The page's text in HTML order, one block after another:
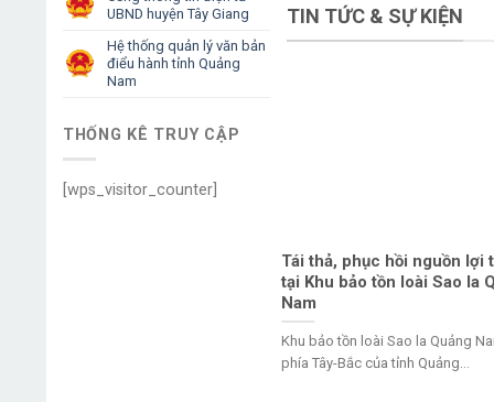
UBND huyện Tây Giang
Hệ thống quản lý văn bản
điểu hành tỉnh Quảng
Nam
THỐNG KÊ TRUY CẬP
[wps_visitor_counter]
TIN TỨC & SỰ KIỆN
Tái thả, phục hồi nguồn lợi
tại Khu bảo tồn loài Sao la
Nam
Khu bảo tồn loài Sao la Quảng
phía Tây-Bắc của tỉnh Quảng...